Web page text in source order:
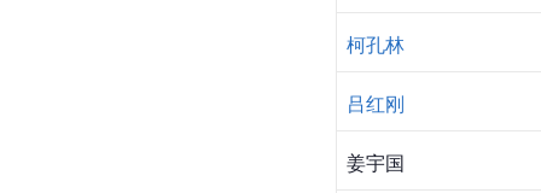
柯孔林
吕红刚
姜宇国